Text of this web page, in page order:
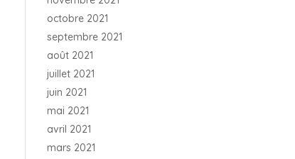
octobre 2021
septembre 2021
août 2021
juillet 2021
juin 2021
mai 2021
avril 2021
mars 2021